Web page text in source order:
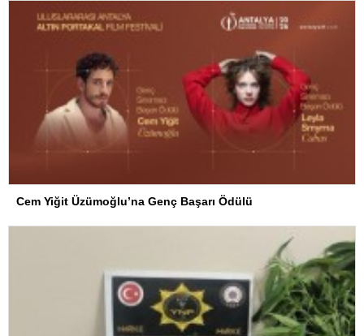
Cem Yiğit Üzümoğlu’na Genç Başarı Ödülü